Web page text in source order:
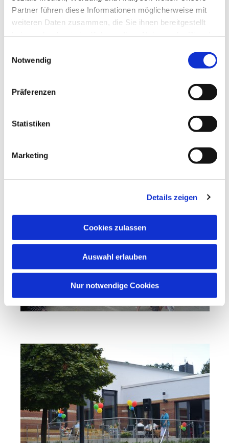
Partner führen diese Informationen möglicherweise mit
weiteren Daten zusammen, die Sie ihnen bereitgestellt
Notwendig
Präferenzen
Statistiken
Marketing
Details zeigen
Cookies zulassen
Auswahl erlauben
Nur notwendige Cookies